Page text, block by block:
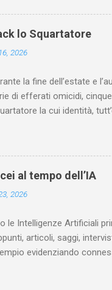
lo Squartatore
2026
la fine dell’estate e
di efferati omicidi,
la cui identità,
anche (e, in alcuni
le lotte intestine
sociale
dominante che non
a sapere quali
al tempo dell’IA
2026
le Intelligenze Artificiali
articoli, saggi,
evidenziando
(già NotebookLM)